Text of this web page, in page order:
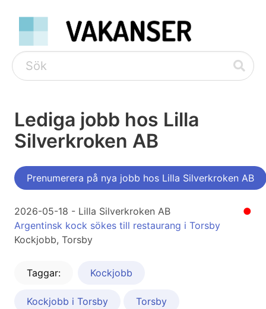
Lediga jobb hos Lilla
Silverkroken AB
Prenumerera på nya jobb hos Lilla Silverkroken AB
●
2026-05-18 - Lilla Silverkroken AB
Argentinsk kock sökes till restaurang i Torsby
Kockjobb, Torsby
Taggar: Kockjobb
Kockjobb i Torsby Torsby